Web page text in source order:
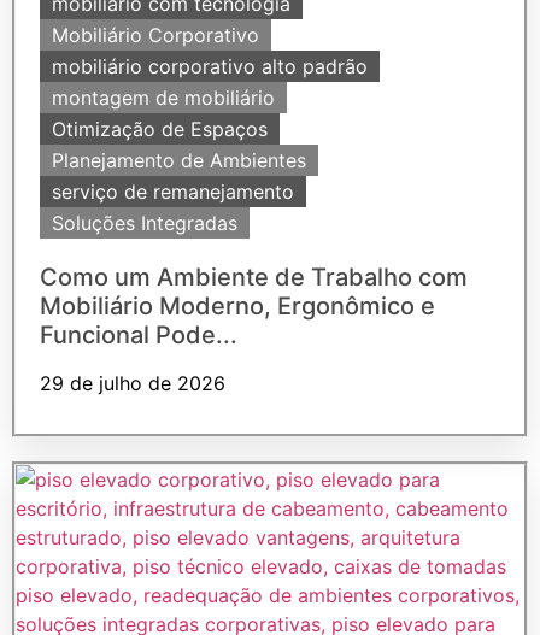
Mobiliário Corporativo
mobiliário corporativo alto padrão
montagem de mobiliário
Otimização de Espaços
Planejamento de Ambientes
serviço de remanejamento
Soluções Integradas
Como um Ambiente de Trabalho com
Mobiliário Moderno, Ergonômico e
Funcional Pode...
29 de julho de 2026